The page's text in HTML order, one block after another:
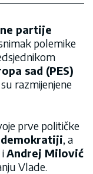
partije
polemike
sad (PES)
razmijenjene
prve političke
, a
iAndrej Milović
Vlade.